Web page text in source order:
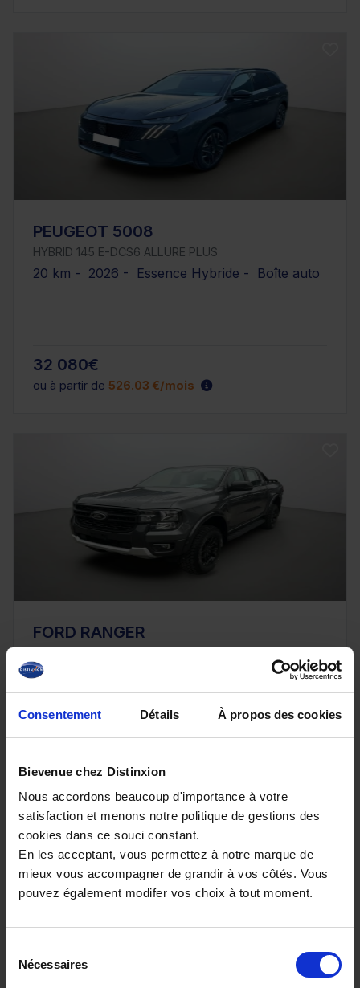
Consentement Détails À propos des cookies
Bievenue chez Distinxion
Nous accordons beaucoup d'importance à votre
satisfaction et menons notre politique de gestions des
cookies dans ce souci constant.
En les acceptant, vous permettez à notre marque de
mieux vous accompagner de grandir à vos côtés. Vous
pouvez également modifer vos choix à tout moment.
Nécessaires
PEUGEOT 5008
HYBRID 145 E-DCS6 ALLURE PLUS
20 km - 2026 - Essence Hybride - Boîte auto
32 080€
ou à partir de 526.03 €/mois
FORD RANGER
20 km - 2025 - Diesel - Boîte auto
56 080€